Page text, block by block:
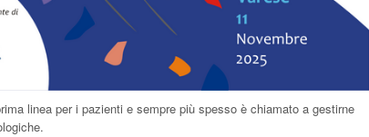
linea per i pazienti e sempre più spesso è chiamato a gestirne